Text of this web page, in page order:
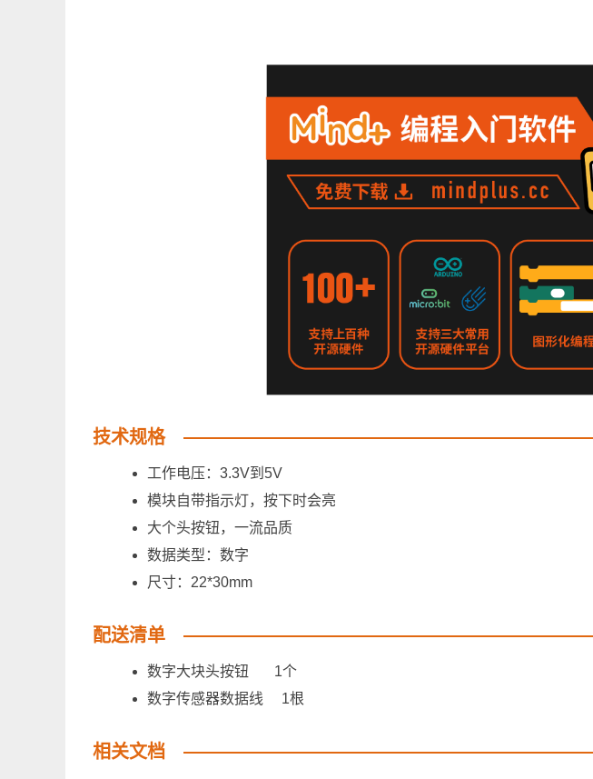
技术规格
工作电压：3.3V到5V
模块自带指示灯，按下时会亮
大个头按钮，一流品质
数据类型：数字
尺寸：22*30mm
配送清单
数字大块头按钮 1个
数字传感器数据线 1根
相关文档